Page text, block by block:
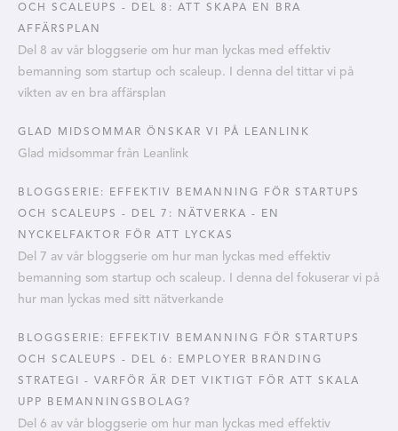
OCH SCALEUPS - DEL 8: ATT SKAPA EN BRA
AFFÄRSPLAN
Del 8 av vår bloggserie om hur man lyckas med effektiv
bemanning som startup och scaleup. I denna del tittar vi på
vikten av en bra affärsplan
GLAD MIDSOMMAR ÖNSKAR VI PÅ LEANLINK
Glad midsommar från Leanlink
BLOGGSERIE: EFFEKTIV BEMANNING FÖR STARTUPS
OCH SCALEUPS - DEL 7: NÄTVERKA - EN
NYCKELFAKTOR FÖR ATT LYCKAS
Del 7 av vår bloggserie om hur man lyckas med effektiv
bemanning som startup och scaleup. I denna del fokuserar vi på
hur man lyckas med sitt nätverkande
BLOGGSERIE: EFFEKTIV BEMANNING FÖR STARTUPS
OCH SCALEUPS - DEL 6: EMPLOYER BRANDING
STRATEGI - VARFÖR ÄR DET VIKTIGT FÖR ATT SKALA
UPP BEMANNINGSBOLAG?
Del 6 av vår bloggserie om hur man lyckas med effektiv